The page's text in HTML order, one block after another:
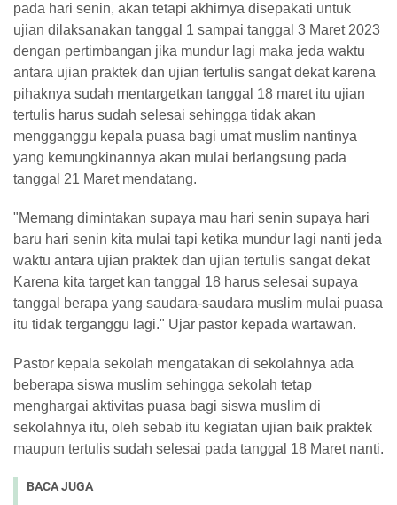
pada hari senin, akan tetapi akhirnya disepakati untuk
ujian dilaksanakan tanggal 1 sampai tanggal 3 Maret 2023
dengan pertimbangan jika mundur lagi maka jeda waktu
antara ujian praktek dan ujian tertulis sangat dekat karena
pihaknya sudah mentargetkan tanggal 18 maret itu ujian
tertulis harus sudah selesai sehingga tidak akan
mengganggu kepala puasa bagi umat muslim nantinya
yang kemungkinannya akan mulai berlangsung pada
tanggal 21 Maret mendatang.
"Memang dimintakan supaya mau hari senin supaya hari
baru hari senin kita mulai tapi ketika mundur lagi nanti jeda
waktu antara ujian praktek dan ujian tertulis sangat dekat
Karena kita target kan tanggal 18 harus selesai supaya
tanggal berapa yang saudara-saudara muslim mulai puasa
itu tidak terganggu lagi." Ujar pastor kepada wartawan.
Pastor kepala sekolah mengatakan di sekolahnya ada
beberapa siswa muslim sehingga sekolah tetap
menghargai aktivitas puasa bagi siswa muslim di
sekolahnya itu, oleh sebab itu kegiatan ujian baik praktek
maupun tertulis sudah selesai pada tanggal 18 Maret nanti.
BACA JUGA